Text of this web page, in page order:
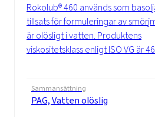
Rokolub® 460 används som
tillsats för formuleringar av
är olösligt i vatten. Produktens
viskositetsklass enligt ISO VG är
Sammansättning
PAG, Vatten olöslig